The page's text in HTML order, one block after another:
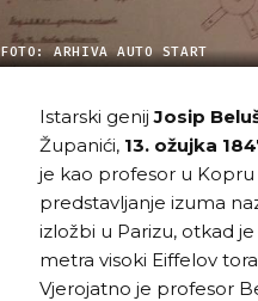
FOTO: ARHIVA AUTO START
Istarski genijJosip
Županići, 13. ožujka
je kao profesor u Kopru
predstavljanje izuma
izložbi u Parizu, otkad
metra visoki Eiffelov
Vjerojatno je profesor